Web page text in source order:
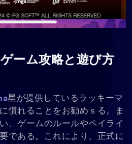
ーム攻略と遊び方
星が提供しているラッキーマ
慣れることをお勧めｓる。ま
、ゲームのルールやペイライ
である。これにより、正式に